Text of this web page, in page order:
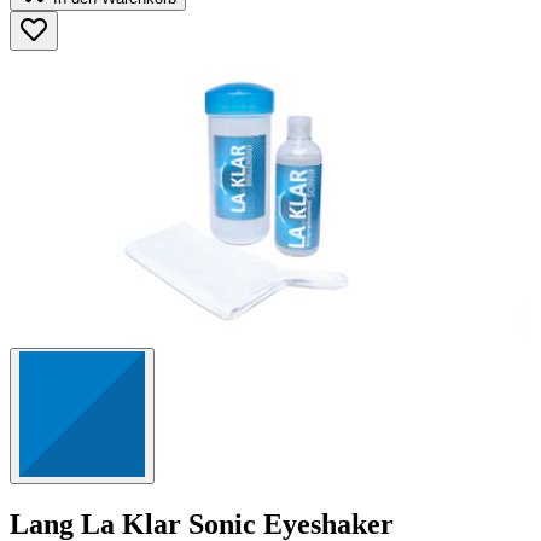
5
Sternen.
24
Lang La Klar Sonic Eyeshaker